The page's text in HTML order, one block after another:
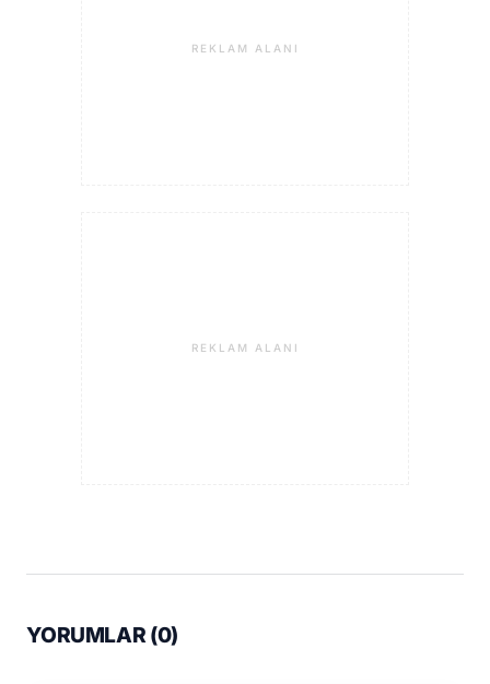
REKLAM ALANI
REKLAM ALANI
YORUMLAR (0)